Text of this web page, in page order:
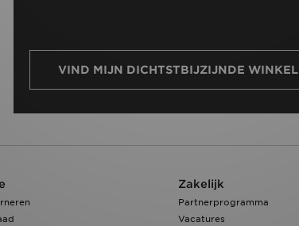
VIND MIJN DICHTSTBIJZIJNDE WINKEL
Zakelijk
Partnerprogramma
Vacatures